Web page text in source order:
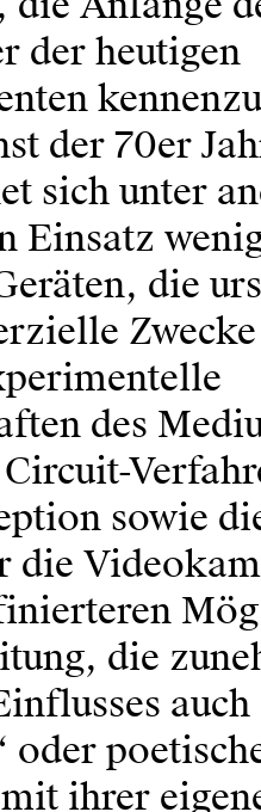
der heutigen
der 70er
sich unter
Einsatz
die
des
sowie
die
die
auch
oder
ihrer